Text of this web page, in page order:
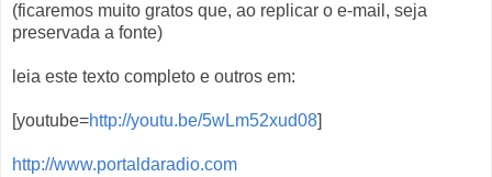
(ficaremos muito gratos que, ao replicar o e-mail, seja
preservada a fonte)
leia este texto completo e outros em:
[youtube=http://youtu.be/5wLm52xud08]
http://www.portaldaradio.com